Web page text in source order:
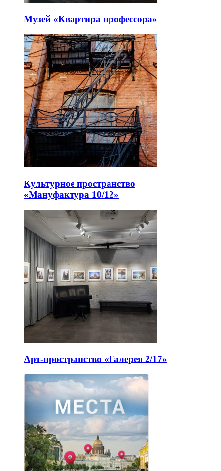
Музей «Квартира профессора»
Культурное пространство
«Мануфактура 10/12»
Арт-пространство «Галерея 2/17»